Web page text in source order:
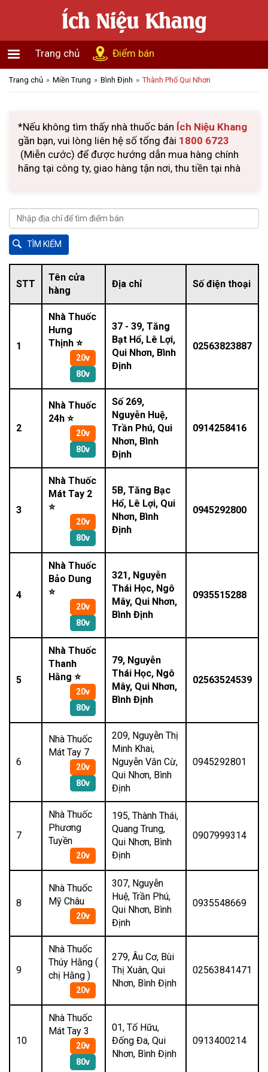
Trang chủ Điểm bán
Trang chủ Miền Trung Bình Định Thành Phố Qui Nhơn
*Nếu không tìm thấy nhà thuốc bán Ích Niệu Khang
gần bạn, vui lòng liên hệ số tổng đài 1800 6723
(Miễn cước) để được hướng dẫn mua hàng chính
hãng tại công ty, giao hàng tận nơi, thu tiền tại nhà
STT
Tên cửa
hàng
Địa chỉ Số điện thoại
1
Nhà Thuốc
Hưng
Thịnh ⭐
20v
80v
37 - 39, Tăng
Bạt Hổ, Lê Lợi,
Qui Nhơn, Bình
Định
02563823887
2
Nhà Thuốc
24h ⭐
20v
80v
Số 269,
Nguyễn Huệ,
Trần Phú, Qui
Nhơn, Bình
Định
0914258416
3
Nhà Thuốc
Mát Tay 2
⭐
20v
80v
5B, Tăng Bạc
Hổ, Lê Lợi, Qui
Nhơn, Bình
Định
0945292800
4
Nhà Thuốc
Bảo Dung
⭐
20v
80v
321, Nguyễn
Thái Học, Ngô
Mây, Qui Nhơn,
Bình Định
0935515288
5
Nhà Thuốc
Thanh
Hằng ⭐
20v
80v
79, Nguyễn
Thái Học, Ngô
Mây, Qui Nhơn,
Bình Định
02563524539
6
Nhà Thuốc
Mát Tay 7
20v
80v
209, Nguyễn Thị
Minh Khai,
Nguyễn Văn Cừ,
Qui Nhơn, Bình
Định
0945292801
7
Nhà Thuốc
Phương
Tuyền
20v
195, Thành Thái,
Quang Trung,
Qui Nhơn, Bình
Định
0907999314
8
Nhà Thuốc
Mỹ Châu
20v
307, Nguyễn
Huệ, Trần Phú,
Qui Nhơn, Bình
Định
0935548669
9
Nhà Thuốc
Thúy Hằng (
chị Hằng )
20v
279, Âu Cơ, Bùi
Thị Xuân, Qui
Nhơn, Bình Định
02563841471
10
Nhà Thuốc
Mát Tay 3
20v
80v
01, Tố Hữu,
Đống Đa, Qui
Nhơn, Bình Định
0913400214